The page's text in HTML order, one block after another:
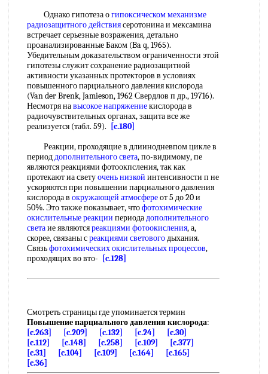
Однако гипотеза огипоксическоммеханизме
радиозащитного действиясеротонина и мексамина
встречает серьезные возражения, детально
проанализированные Баком (Ba q, 1965).
Убедительным доказательством ограниченности этой
гипотезы служит сохранение радиозащитной
активности указанных протекторов в условиях
повышенного парциального давления кислорода
(Van der Brenk, Jamieson, 1962 Свердлов п др., 19716).
Несмотря навысокое напряжениекислорода в
радиочувствительных органах, защита все же
реализуется (табл. 59).
[c.180]
Реакции, проходящие в длиинодневпом цикле в
периоддополнительного света, по-видимому, пе
являются реакциями фотоокпсления, так как
протекают иа светуочень низкой интенсивности п не
ускоряются при повышении парциального давления
кислорода в окружающей атмосфереот 5 до 20 и
50%. Это также показывает, чтофотохимические
окислительные реакции периодадополнительного
светаие являютсяреакциями фотоокисления, а,
скорее, связаны среакциями световогодыхания.
Связьфотохимических окислительных процессов,
проходящих во вто-
[c.128]
Смотреть страницы где упоминается термин
Повышение парциального давления кислорода:
[c.263]
[c.209] [c.132] [c.24]
[c.30]
[c.112]
[c.148] [c.258] [c.109]
[c.377]
[c.31]
[c.104] [c.109] [c.164]
[c.165]
[c.36]